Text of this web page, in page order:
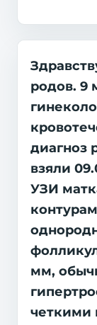
родов. 9
диагноз
взяли
УЗИ
мм,
четкими